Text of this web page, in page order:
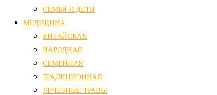
СЕМЬЯ И ДЕТИ
МЕДИЦИНА
КИТАЙСКАЯ
НАРОДНАЯ
СЕМЕЙНАЯ
ТРАДИЦИОННАЯ
ЛЕЧЕБНЫЕ ТРАВЫ